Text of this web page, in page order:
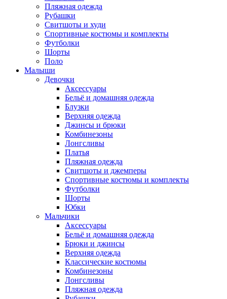
Пляжная одежда
Рубашки
Свитшоты и худи
Спортивные костюмы и комплекты
Футболки
Шорты
Поло
Малыши
Девочки
Аксессуары
Бельё и домашняя одежда
Блузки
Верхняя одежда
Джинсы и брюки
Комбинезоны
Лонгсливы
Платья
Пляжная одежда
Свитшоты и джемперы
Спортивные костюмы и комплекты
Футболки
Шорты
Юбки
Мальчики
Аксессуары
Бельё и домашняя одежда
Брюки и джинсы
Верхняя одежда
Классические костюмы
Комбинезоны
Лонгсливы
Пляжная одежда